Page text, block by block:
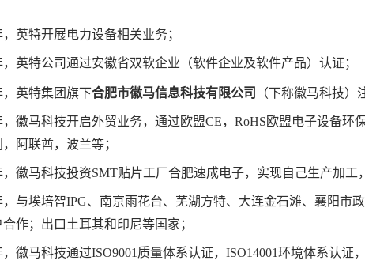
特开展电力设备相关业务；
特公司通过安徽省双软企业（软件企业及软件产品）认证；
特集团旗下合肥市徽马信息科技有限公司 （下称徽马科技）
马科技开启外贸业务，通过欧盟CE，RoHS欧盟电子设备环
阿联酋，波兰等；
马科技投资SMT贴片工厂合肥速成电子，实现自己生产加工
埃培智IPG、南京雨花台、芜湖方特、大连金石滩、襄阳市政
作；出口土耳其和印尼等国家；
马科技通过ISO9001质量体系认证，ISO14001环境体系认证，